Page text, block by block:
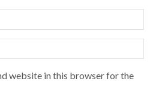
website in this browser for the